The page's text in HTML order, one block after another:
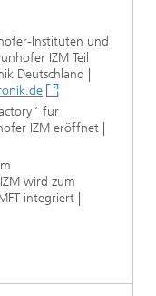
Instituten und
IZM Teil
Deutschland |
für
IZM eröffnet |
wird zum
integriert |